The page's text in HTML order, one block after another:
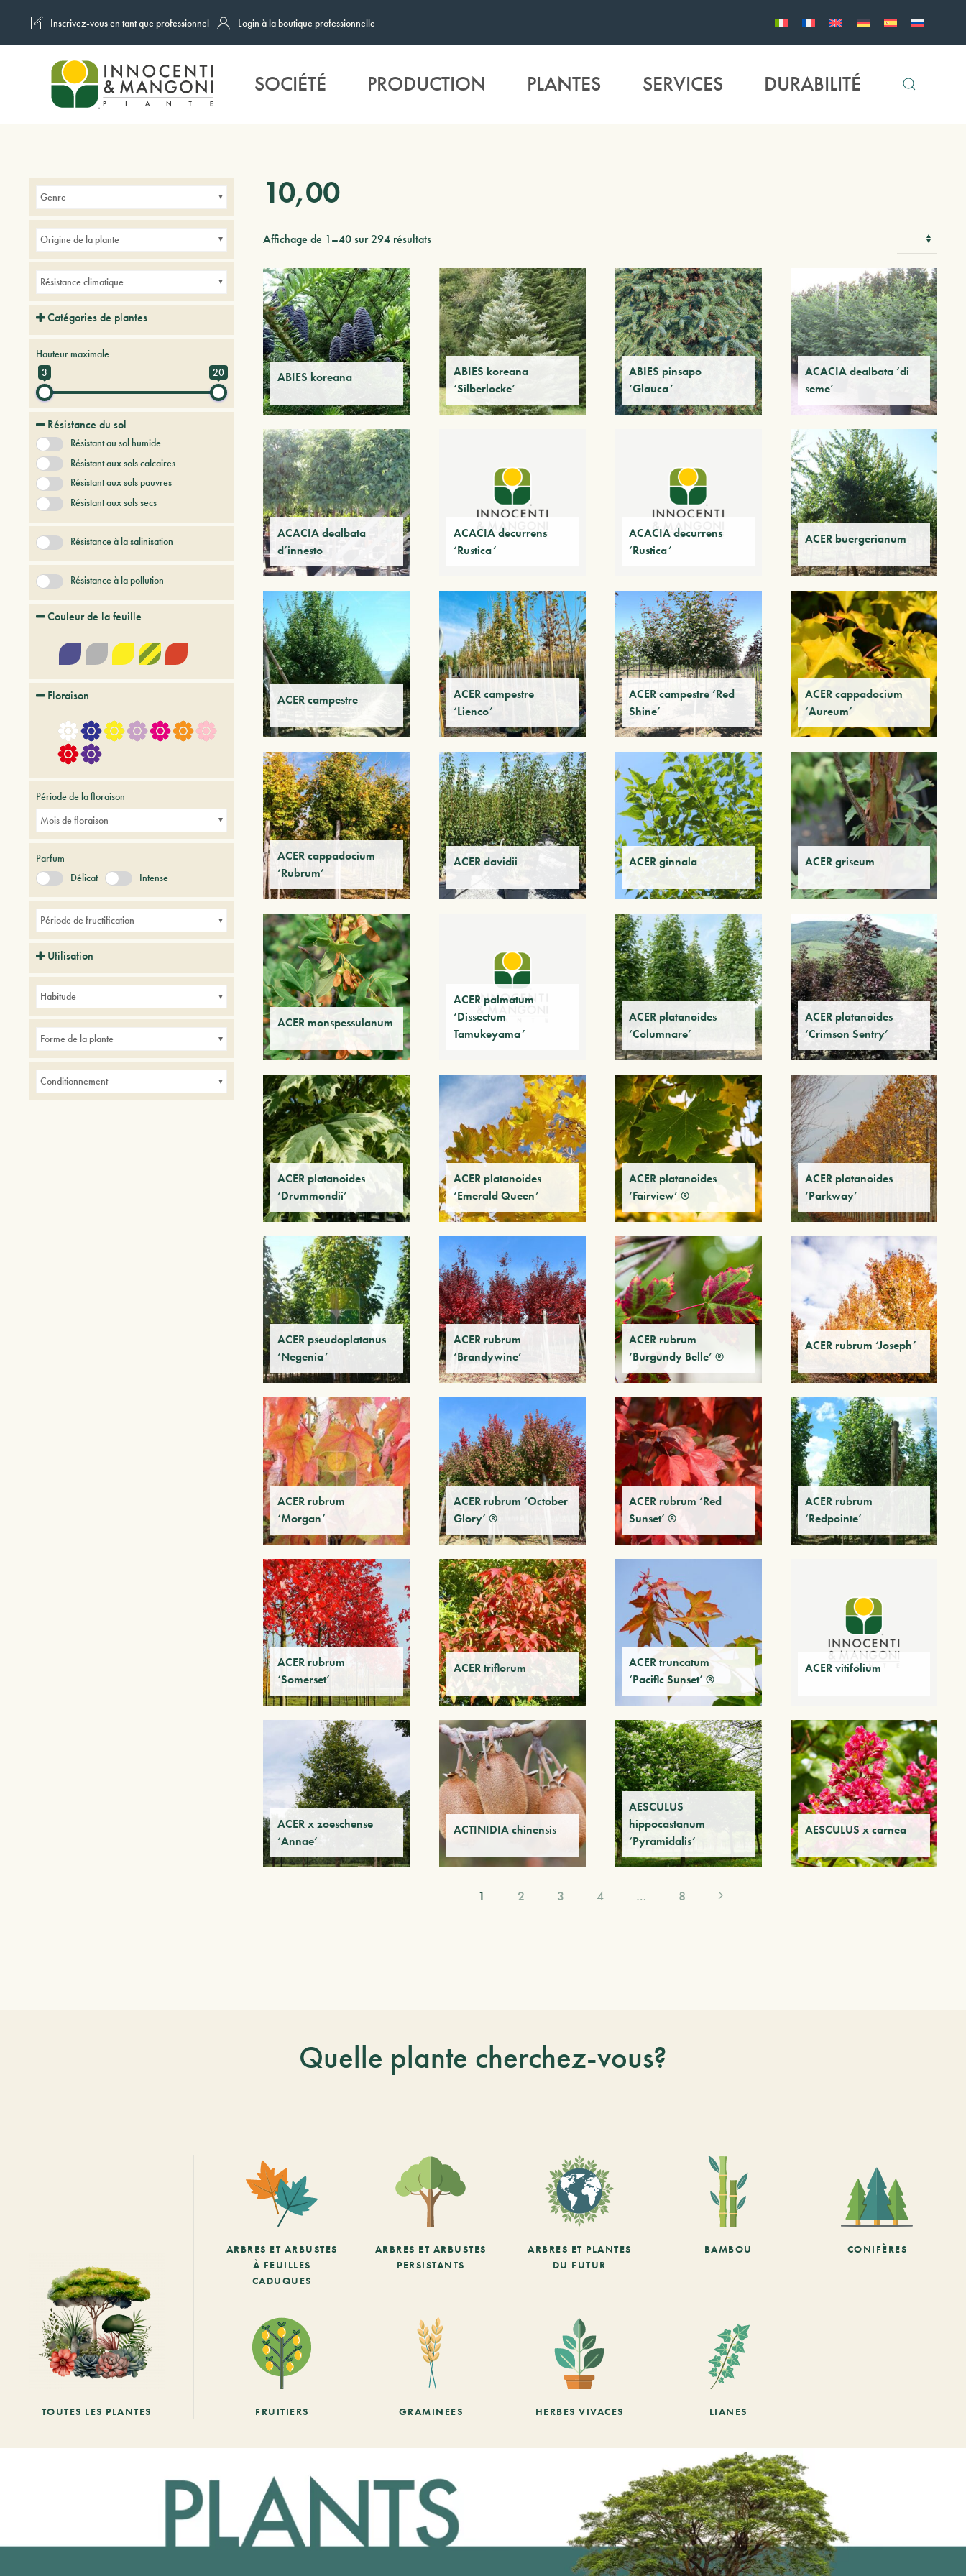
Skip to main content
Inscrivez-vous en tant que professionnel Login à la boutique professionnelle
SOCIÉTÉ PRODUCTION PLANTES SERVICES DURABILITÉ
10,00
Affichage de 1–40 sur 294 résultats
ABIES koreana
ABIES koreana
‘Silberlocke’
ABIES pinsapo
‘Glauca’
ACACIA dealbata ‘di
seme’
ACACIA dealbata
d’innesto
ACACIA decurrens
‘Rustica’
ACACIA decurrens
‘Rustica’
ACER buergerianum
ACER campestre
ACER campestre
‘Lienco’
ACER campestre ‘Red
Shine’
ACER cappadocium
‘Aureum’
ACER cappadocium
‘Rubrum’
ACER davidii ACER ginnala ACER griseum
ACER monspessulanum
ACER palmatum
‘Dissectum
Tamukeyama’
ACER platanoides
‘Columnare’
ACER platanoides
‘Crimson Sentry’
ACER platanoides
‘Drummondii’
ACER platanoides
‘Emerald Queen’
ACER platanoides
‘Fairview’ ®
ACER platanoides
‘Parkway’
ACER pseudoplatanus
‘Negenia’
ACER rubrum
‘Brandywine’
ACER rubrum
‘Burgundy Belle’ ®
ACER rubrum ‘Joseph’
ACER rubrum
‘Morgan’
ACER rubrum ‘October
Glory’ ®
ACER rubrum ‘Red
Sunset’ ®
ACER rubrum
‘Redpointe’
ACER rubrum
‘Somerset’
ACER triflorum
ACER truncatum
‘Pacific Sunset’ ®
ACER vitifolium
ACER x zoeschense
‘Annae’
ACTINIDIA chinensis
AESCULUS
hippocastanum
‘Pyramidalis’
AESCULUS x carnea
1 2 3 4 … 8
Genre
Origine de la plante
Résistance climatique
Catégories de plantes
Arbres et arbustes persistants
Arbres et Plantes du futur
Bambou
Conifères
Fruitiers
Palmé et succulent
Hauteur maximale
3
20
Résistance du sol
Résistant au sol humide
Résistant aux sols calcaires
Résistant aux sols pauvres
Résistant aux sols secs
Résistance à la salinisation
Résistance à la pollution
Couleur de la feuille
Floraison
Période de la floraison
Mois de floraison
Parfum
Délicat
Intense
Période de fructification
Utilisation
Petits jardins
Habitude
Forme de la plante
Conditionnement
Quelle plante cherchez-vous?
TOUTES LES PLANTES
ARBRES ET ARBUSTES
À FEUILLES
CADUQUES
ARBRES ET ARBUSTES
PERSISTANTS
ARBRES ET PLANTES
DU FUTUR
BAMBOU CONIFÈRES
FRUITIERS GRAMINEES HERBES VIVACES LIANES